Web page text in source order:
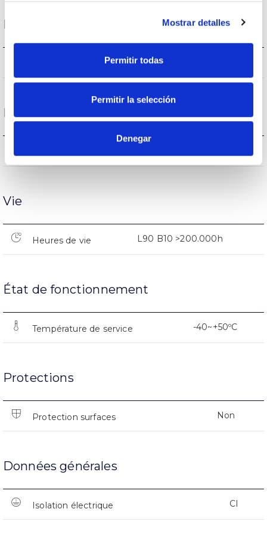
Mostrar detalles
Permitir todas
Permitir la selección
Denegar
Logement et finition
Performance
Vie
Heures de vie L90 B10 >200.000h
État de fonctionnement
Température de service -40~+50ºC
Protections
Protection surfaces Non
Données générales
Isolation électrique CI